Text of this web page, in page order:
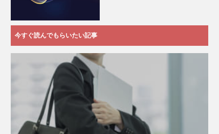
今すぐ読んでもらいたい記事